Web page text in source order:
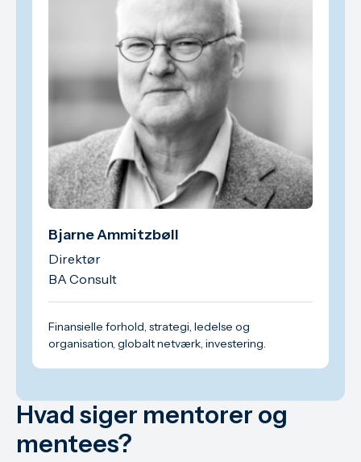
Bjarne Ammitzbøll
Direktør
BA Consult
Finansielle forhold, strategi, ledelse og
organisation, globalt netværk, investering.
Hvad siger mentorer og
mentees?